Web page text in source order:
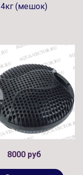
4кг (мешок)
8000 руб